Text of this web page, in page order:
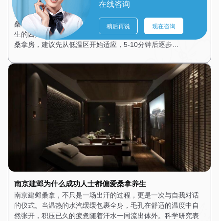
在线咨询
稍后再说 现在咨询
南京建邺桑拿养生的四大黄金法则，你做对了吗？
南京建邺桑拿养生看似简单，实则暗藏学问。很多人蒸了多年
桑拿，却未必掌握了正确的方法。今天，我们就来聊聊桑拿养
生的四大黄金法则。法则一：循序渐进，切勿急躁。 初次进入
桑拿房，建议先从低温区开始适应，5-10分钟后逐步…
南京建邺为什么成功人士都偏爱桑拿养生
南京建邺桑拿，不只是一场出汗的过程，更是一次与自我对话
的仪式。当温热的水汽缓缓包裹全身，毛孔在舒适的温度中自
然张开，积压已久的疲惫随着汗水一同流出体外。科学研究表